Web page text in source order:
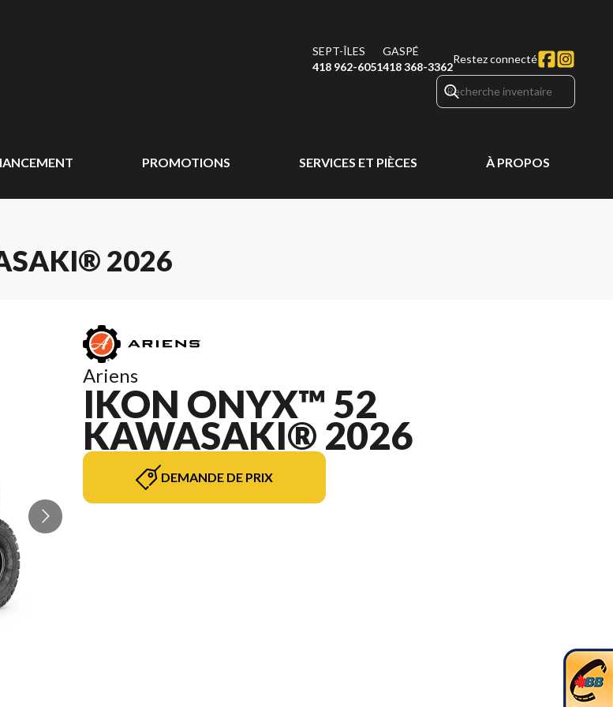
SEPT-ÎLES
418 962-6051
GASPÉ
418 368-3362
Restez connecté
PROMOTIONS SERVICES ET PIÈCES À PROPOS
2026
Ariens
IKON ONYX™ 52
KAWASAKI® 2026
DEMANDE DE PRIX